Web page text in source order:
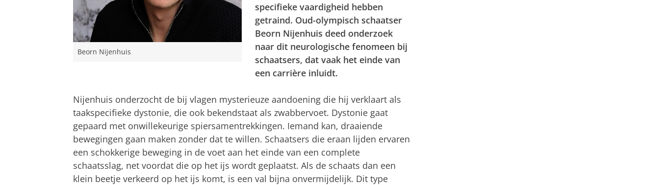
Beorn Nijenhuis
specifieke vaardigheid hebben
getraind. Oud-olympisch schaatser
Beorn Nijenhuis deed onderzoek
naar dit neurologische fenomeen bij
schaatsers, dat vaak het einde van
een carrière inluidt.
Nijenhuis onderzocht de bij vlagen mysterieuze aandoening die hij verklaart als
taakspecifieke dystonie, die ook bekendstaat als zwabbervoet. Dystonie gaat
gepaard met onwillekeurige spiersamentrekkingen. Iemand kan, draaiende
bewegingen gaan maken zonder dat te willen. Schaatsers die eraan lijden ervaren
een schokkerige beweging in de voet aan het einde van een complete
schaatsslag, net voordat die op het ijs wordt geplaatst. Als de schaats dan een
klein beetje verkeerd op het ijs komt, is een val bijna onvermijdelijk. Dit type